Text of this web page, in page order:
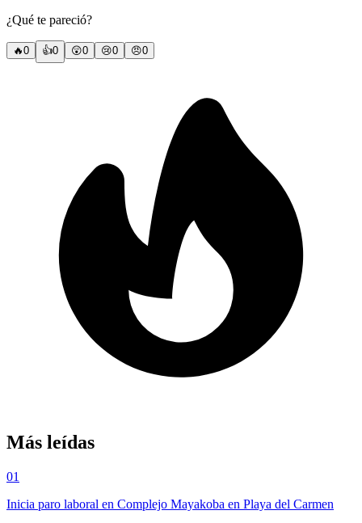
¿Qué te pareció?
🔥0 👍0 😲0 😢0 😠0
Más leídas
01
Inicia paro laboral en Complejo Mayakoba en Playa del Carmen